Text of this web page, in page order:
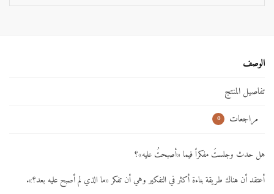
الوصف
تفاصيل المنتج
مراجعات
0
هل حدث وجلستَ مفكراً فيما «أصبحتُ عليه»؟
أعتقد أن هناك طريقة بناءة أكثر في التفكير وهي أن تفكر «ما الذي لم أصبح عليه بعد؟».